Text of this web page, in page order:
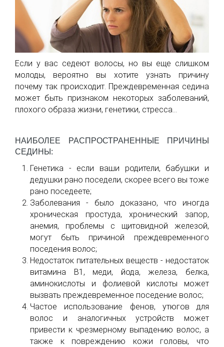
Если у вас седеют волосы, но вы еще слишком
молоды, вероятно вы хотите узнать причину
почему так происходит. Преждевременная седина
может быть признаком некоторых заболеваний,
плохого образа жизни, генетики, стресса...
НАИБОЛЕЕ РАСПРОСТРАНЕННЫЕ ПРИЧИНЫ
СЕДИНЫ:
Генетика - если ваши родители, бабушки и
дедушки рано поседели, скорее всего вы тоже
рано поседеете;
Заболевания - было доказано, что иногда
хроническая простуда, хронический запор,
анемия, проблемы с щитовидной железой,
могут быть причиной преждевременного
поседения волос;
Недостаток питательных веществ - недостаток
витамина B1, меди, йода, железа, белка,
аминокислоты и фолиевой кислоты может
вызвать преждевременное поседение волос;
Частое использование фенов, утюгов для
волос и аналогичных устройств может
привести к чрезмерному выпадению волос, а
также к повреждению кожи головы, что